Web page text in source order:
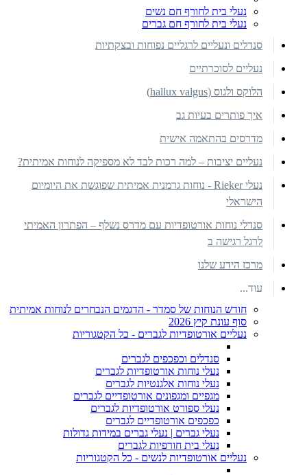
נעלי בית לחורף חם נשים
נעלי בית לחורף חם גברים
סנדלים ונעליים לרגליים נפוחות ובצקתיות
נעליים לסוכרתיים
הלוקס ולגוס (hallux valgus)
איך פותרים בעיות גב
מדרסים בהתאמה אישית
נעליים יציבות – למה רכות לבד לא מספיקה לנוחות אמיתית?
נעלי Rieker - נוחות גרמנית אמיתית שפוגשת את היומיום
הישראלי
סנדלי נוחות אורטופדיות עם מדרס נשלף – הפתרון האמיתי
לרגל רגישה ב
מרכז הידע שלנו
עוד...
חודש הנוחות של סמדר - הדגמים הנבחרים לנוחות אמיתית
סוף עונת קיץ 2026
נעליים אורטופדיות לגברים - כל הקטגוריות
סנדלים וכפכפים לגברים
נעלי נוחות אורטופדיות לגברים
נעלי נוחות אלגנטיות לגברים
מגפיים ומגפונים אורטופדיים לגברים
נעלי ספורט אורטופדיות לגברים
כפכפים אורטופדיים לגברים
נעלי גברים | נעלי גברים במידות גדולות
נעלי בית חורפיות לגברים
נעליים אורטופדיות לנשים - כל הקטגוריות